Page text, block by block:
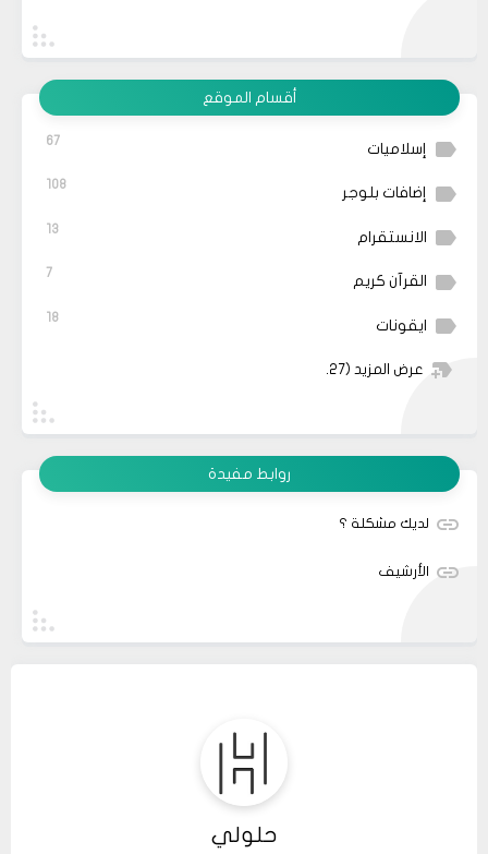
أقسام الموقع
إسلاميات 67
إضافات بلوجر 108
الانستقرام 13
القرآن كريم 7
ايقونات 18
عرض المزيد (27)
روابط مفيدة
لديك مشكلة ؟
الأرشيف
حلولي